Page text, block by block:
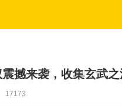
撼来袭，收集玄武
17173